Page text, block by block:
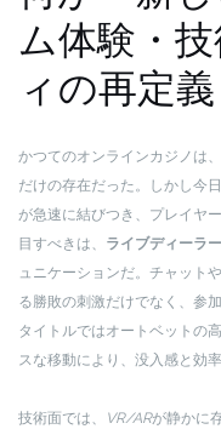
ム体験・
ィの再定義
かつてのオンラインカジノは
だけの存在だった。しかし今
が急速に結びつき、プレイヤ
目すべきは、 ライブディーラー
ュニケーションだ。チャット
る勝敗の刺激だけでなく、参
タイトルではオートベットの
スな移動により、没入感と効
技術面では、 VR/ARが静かに